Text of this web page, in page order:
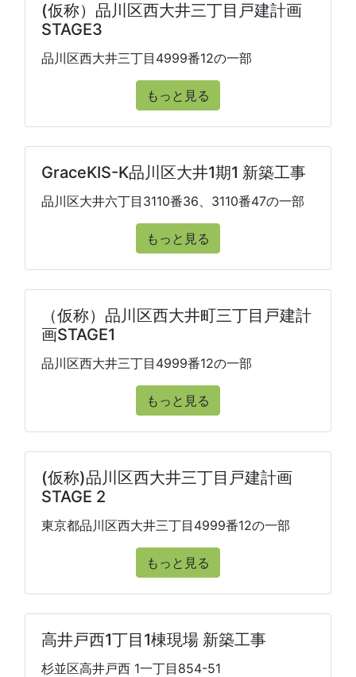
(仮称）品川区西大井三丁目戸建計画
STAGE3
品川区西大井三丁目4999番12の一部
もっと見る
GraceKIS-K品川区大井1期1 新築工事
品川区大井六丁目3110番36、3110番47の一部
もっと見る
（仮称）品川区西大井町三丁目戸建計
画STAGE1
品川区西大井三丁目4999番12の一部
もっと見る
(仮称)品川区西大井三丁目戸建計画
STAGE 2
東京都品川区西大井三丁目4999番12の一部
もっと見る
高井戸西1丁目1棟現場 新築工事
杉並区高井戸西 1一丁目854-51